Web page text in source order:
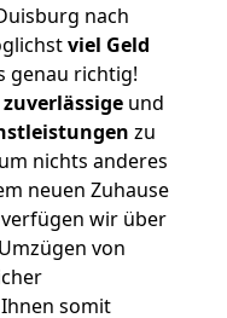
nach
viel Geld
genau richtig!
zuverlässige und
zu
nichts anderes
neuen Zuhause
wir über
von
somit